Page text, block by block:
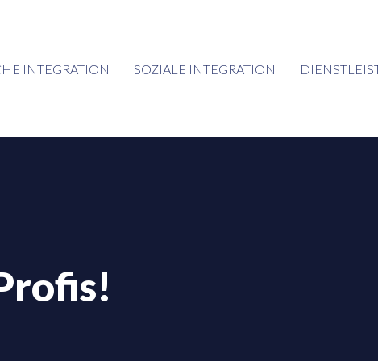
INTEGRATION SOZIALE INTEGRATION